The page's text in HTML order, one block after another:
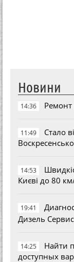
Новини
14:36
11:49
Стало
14:53
Києві до 80
19:41
Дизель Сервис
14:25
Найти
доступных